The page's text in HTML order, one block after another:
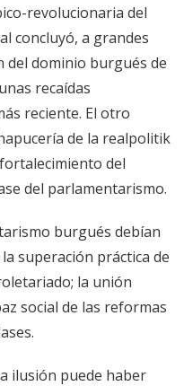
revolucionaria del
concluyó, a grandes
del dominio burgués de
recaídas
reciente. El otro
de la realpolitik
del
del parlamentarismo.
burgués debían
superación práctica de
la unión
social de las reformas
ilusión puede haber